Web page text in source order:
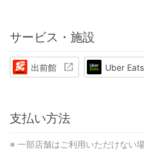
サービス・施設
出前館 Uber Eats
支払い方法
※ 一部店舗はご利用いただけない